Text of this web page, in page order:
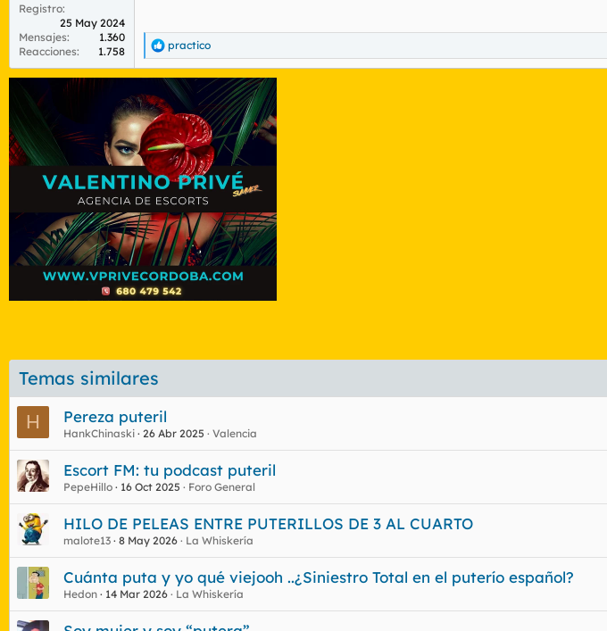
Registro
25 May 2024
Mensajes
1.360
Reacciones
1.758
R
e
a
c
c
i
o
n
e
s
:
practico
Temas similares
H
Pereza puteril
HankChinaski 26 Abr 2025 Valencia
Escort FM: tu podcast puteril
PepeHillo 16 Oct 2025 Foro General
HILO DE PELEAS ENTRE PUTERILLOS DE 3 AL CUARTO
malote13 8 May 2026 La Whiskería
Cuánta puta y yo qué viejooh ..¿Siniestro Total en el puterío español?
Hedon 14 Mar 2026 La Whiskería